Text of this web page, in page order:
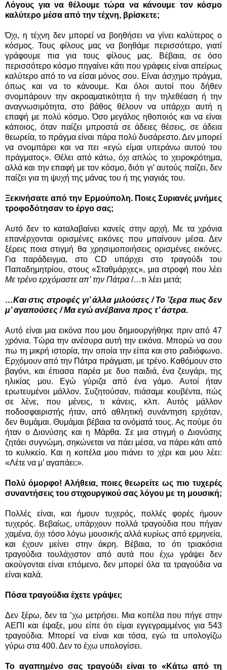
Λόγους για να θέλουμε τώρα να κάνουμε τον κόσμο
καλύτερο μέσα από την τέχνη, βρίσκετε;
Όχι, η τέχνη δεν μπορεί να βοηθήσει να γίνει καλύτερος ο
κόσμος. Τους φίλους μας να βοηθάμε περισσότερο, γιατί
γράφουμε πια για τους φίλους μας. Βέβαια, σε όσο
περισσότερο κόσμο πηγαίνει κάτι που γράφεις είναι απείρως
καλύτερο από το να είσαι μόνος σου. Είναι άσχημο πράγμα,
όπως και να το κάνουμε. Και όλοι αυτοί που δήθεν
σνομπάρουν την ακροαματικότητα ή την τηλεθέαση ή την
αναγνωσιμότητα, στο βάθος θέλουν να υπάρχει αυτή η
επαφή με πολύ κόσμο. Όσο μεγάλος ηθοποιός και να είναι
κάποιος, όταν παίζει μπροστά σε άδειες θέσεις, σε άδεια
θεωρεία, το πράγμα είναι πάρα πολύ δυσάρεστο. Δεν μπορεί
να σνομπάρει και να πει «εγώ είμαι υπεράνω αυτού του
πράγματος». Θέλει από κάτω, όχι απλώς το χειροκρότημα,
αλλά και την επαφή με τον κόσμο, διότι γι’ αυτούς παίζει, δεν
παίζει για τη ψυχή της μάνας του ή της γιαγιάς του.
Ξεκινήσατε από την Ερμούπολη. Ποιες Συριανές μνήμες
τροφοδότησαν το έργο σας;
Αυτό δεν το καταλαβαίνει κανείς στην αρχή. Με τα χρόνια
επανέρχονται ορισμένες εικόνες που μπαίνουν μέσα. Δεν
ξέρεις ποια στιγμή θα χρησιμοποιήσεις ορισμένες εικόνες.
Για παράδειγμα, στο CD υπάρχει στο τραγούδι του
Παπαδημητρίου, στους «Σταθμάρχες», μια στροφή που λέει
Με τρένο ερχόμαστε απ’ την Πάτρα/…τι λέει μετά;
…Και στις στροφές γι’ άλλα μιλούσες / Το ’ξερα πως δεν
μ’ αγαπούσες / Μα εγώ ανέβαινα προς τ’ άστρα.
Αυτό είναι μια εικόνα που μου δημιουργήθηκε πριν από 47
χρόνια. Τώρα την ανέσυρα αυτή την εικόνα. Μπορώ να σου
πω τη μικρή ιστορία, την οποία την είπα και στο ραδιόφωνο.
Ερχόμουν από την Πάτρα πράγματι, με τρένο. Καθόμουν στο
βαγόνι, και έπιασα παρέα με δυο παιδιά, ένα ζευγάρι, της
ηλικίας μου. Εγώ γύριζα από ένα γάμο. Αυτοί ήταν
ερωτευμένοι μάλλον. Συζητούσαν, πιάσαμε κουβέντα, πώς
σε λένε, που μένεις, τι κάνεις, κλπ. Αυτός μάλλον
ποδοσφαιριστής ήταν, από αθλητική συνάντηση ερχόταν,
δεν θυμάμαι. Θυμάμαι βέβαια τα ονόματά τους. Ας πούμε ότι
ήταν ο Διονύσης και η Μάρθα. Σε μια στιγμή ο Διονύσης
ζητάει συγνώμη, σηκώνεται να πάει μέσα, να πάρει κάτι από
το κυλικείο. Και η κοπέλα μου πιάνει το χέρι και μου λέει:
«Λέτε να μ’ αγαπάει;».
Πολύ όμορφο! Αλήθεια, ποιες θεωρείτε ως πιο τυχερές
συναντήσεις του στιχουργικού σας λόγου με τη μουσική;
Πολλές είναι, και ήμουν τυχερός, πολλές φορές ήμουν
τυχερός. Βεβαίως, υπάρχουν πολλά τραγούδια που πήγαν
χαμένα, όχι τόσο λόγω μουσικής αλλά κυρίως από ερμηνεία,
και έχουν μείνει στην άκρη. Βέβαια, το ότι τριακόσια
τραγούδια τουλάχιστον από αυτά που έχω γράψει δεν
ακούγονται είναι επόμενο, δεν μπορεί όλα τα τραγούδια να
είναι καλά.
Πόσα τραγούδια έχετε γράψει;
Δεν ξέρω, δεν τα ’χω μετρήσει. Μια κοπέλα που πήγε στην
ΑΕΠΙ και έψαξε, μου είπε ότι είμαι εγγεγραμμένος για 543
τραγούδια. Μπορεί να είναι και τόσα, εγώ τα υπολογίζω
γύρω στα 400. Δεν το έχω υπολογίσει.
Το αγαπημένο σας τραγούδι είναι το «Κάτω από τη